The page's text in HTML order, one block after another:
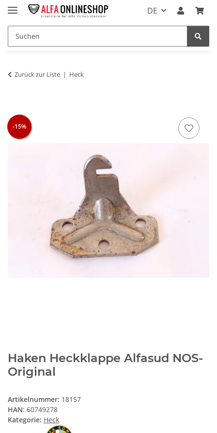
DE
Zurück zur Liste Heck
-15%
Haken Heckklappe Alfasud NOS-
Original
Artikelnummer: 18157
HAN: 60749278
Kategorie: Heck